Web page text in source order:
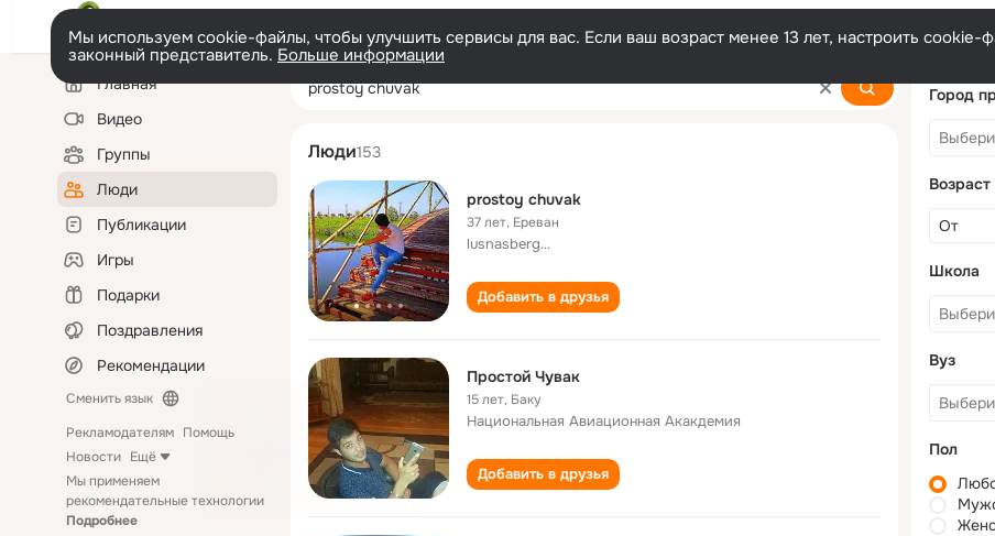
Мы используем cookie-файлы, чтобы улучшить сервисы для вас. Если ваш возраст менее 13 лет, настроить
законный представитель. Больше информации
Левая
колонкаГлавная
Видео
Группы
Люди
Публикации
Игры
Подарки
Поздравления
Рекомендации
Сменить язык
Рекламодателям Помощь
Новости Ещё
Мы применяем
рекомендательные технологии
Подробнее
prostoy chuvak
Люди153
prostoy chuvak
37 лет, Ереван
lusnasberg...
Добавить в друзья
Простой Чувак
15 лет, Баку
Национальная Авиационная Акакдемия
Добавить в друзья
Город
Возраст
Школа
Вуз
Пол